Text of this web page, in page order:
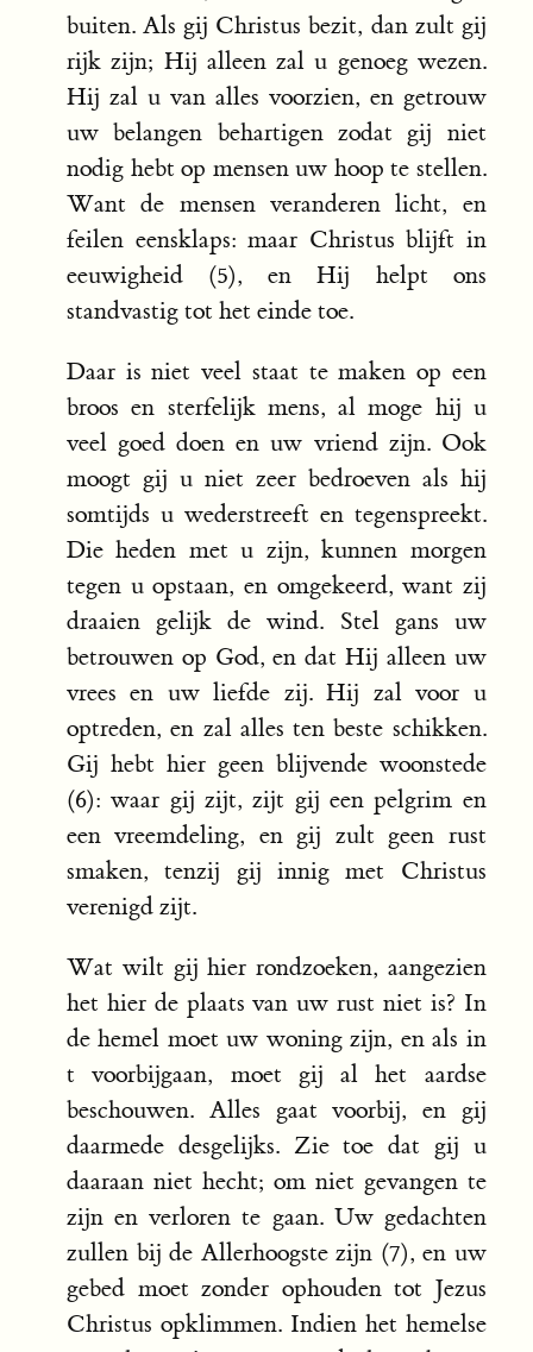
buiten. Als gij Christus bezit, dan zult gij
rijk zijn; Hij alleen zal u genoeg wezen.
Hij zal u van alles voorzien, en getrouw
uw belangen behartigen zodat gij niet
nodig hebt op mensen uw hoop te stellen.
Want de mensen veranderen licht, en
feilen eensklaps: maar Christus blijft in
eeuwigheid (5), en Hij helpt ons
standvastig tot het einde toe.
Daar is niet veel staat te maken op een
broos en sterfelijk mens, al moge hij u
veel goed doen en uw vriend zijn. Ook
moogt gij u niet zeer bedroeven als hij
somtijds u wederstreeft en tegenspreekt.
Die heden met u zijn, kunnen morgen
tegen u opstaan, en omgekeerd, want zij
draaien gelijk de wind. Stel gans uw
betrouwen op God, en dat Hij alleen uw
vrees en uw liefde zij. Hij zal voor u
optreden, en zal alles ten beste schikken.
Gij hebt hier geen blijvende woonstede
(6): waar gij zijt, zijt gij een pelgrim en
een vreemdeling, en gij zult geen rust
smaken, tenzij gij innig met Christus
verenigd zijt.
Wat wilt gij hier rondzoeken, aangezien
het hier de plaats van uw rust niet is? In
de hemel moet uw woning zijn, en als in
t voorbijgaan, moet gij al het aardse
beschouwen. Alles gaat voorbij, en gij
daarmede desgelijks. Zie toe dat gij u
daaraan niet hecht; om niet gevangen te
zijn en verloren te gaan. Uw gedachten
zullen bij de Allerhoogste zijn (7), en uw
gebed moet zonder ophouden tot Jezus
Christus opklimmen. Indien het hemelse